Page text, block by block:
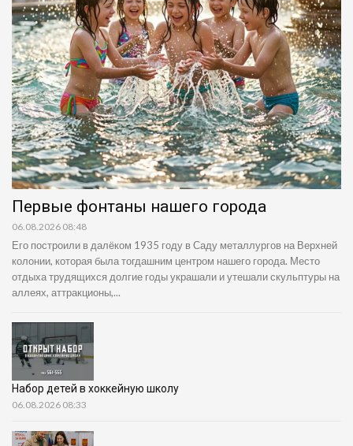
Первые фонтаны нашего города
06.08.2026 08:48
Его построили в далёком 1935 году в Саду металлургов на Верхней
колонии, которая была тогдашним центром нашего города. Место
отдыха трудящихся долгие годы украшали и утешали скульптуры на
аллеях, аттракционы,...
Набор детей в хоккейную школу
06.08.2026 08:33